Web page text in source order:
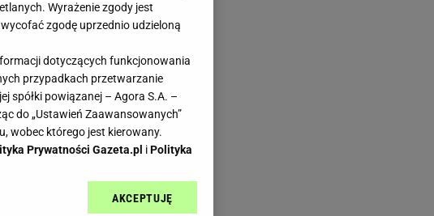
Wyrażenie zgody jest
zgodę uprzednio udzieloną
dotyczących funkcjonowania
przypadkach przetwarzanie
spółki powiązanej – Agora S.A. –
do „Ustawień Zaawansowanych”
wobec którego jest kierowany.
Prywatności Gazeta.pl iPolityka
Gazeta.pl sp. z o.o., jej
AKCEPTUJĘ